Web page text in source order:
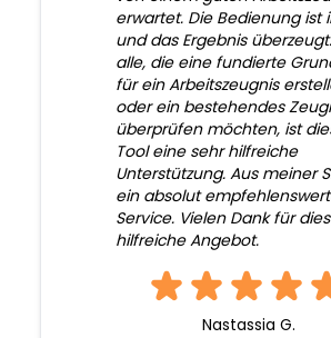
erwartet. Die Bedienung ist
und das Ergebnis
alle, die eine fundierte
für ein Arbeitszeugnis
oder ein bestehendes
überprüfen möchten, ist
Tool eine sehr hilfreiche
Unterstützung. Aus meiner
ein absolut
Service. Vielen Dank für
hilfreiche Angebot.
Nastassia G.